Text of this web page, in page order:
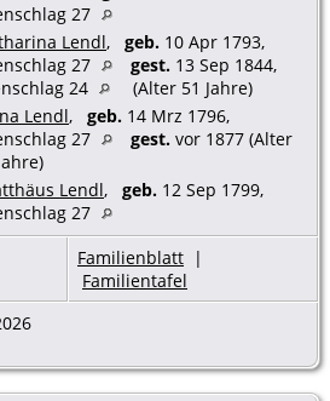
27
Lendl, geb. 10 Apr 1793,
27
gest. 13 Sep 1844,
24
(Alter 51 Jahre)
Lendl, geb. 14 Mrz 1796,
27
gest. vor 1877 (Alter
Lendl, geb. 12 Sep 1799,
27
Familienblatt |
Familientafel